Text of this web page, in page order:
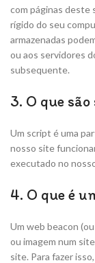
com páginas deste
rígido do seu
armazenadas
ou aos servidores
subsequente.
3. O que
Um script é uma
nosso site
executado no
4. O que é
Um web beacon
ou imagem num
site. Para fazer